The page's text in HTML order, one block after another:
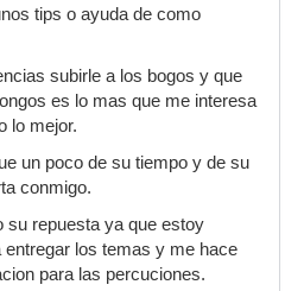
tips o ayuda de como
subirle a los bogos y que
es lo mas que me interesa
lo mejor.
un poco de su tiempo y de su
conmigo.
su repuesta ya que estoy
entregar los temas y me hace
para las percuciones.